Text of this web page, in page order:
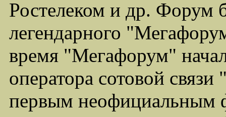
Ростелеком и др. Форум
легендарного
время "Мегафорум"
оператора сотовой
первым неофициальным